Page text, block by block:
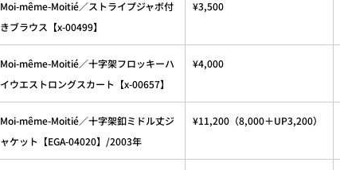
Moi-même-Moitié／ストライプジャボ付
きブラウス【x-00499】
¥3,500
Moi-même-Moitié／十字架フロッキーハ
イウエストロングスカート【x-00657】
¥4,000
Moi-même-Moitié／十字架釦ミドル丈ジ
ャケット【EGA-04020】/2003年
¥11,200（8,000＋UP3,200）